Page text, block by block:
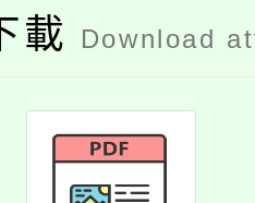
載 Download